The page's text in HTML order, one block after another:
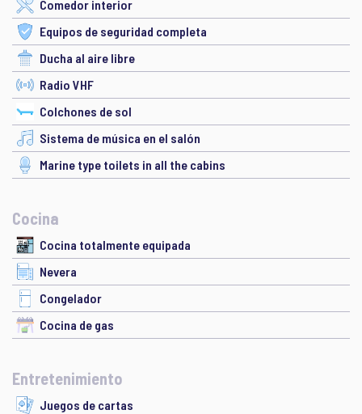
Comedor interior
Equipos de seguridad completa
Ducha al aire libre
Radio VHF
Colchones de sol
Sistema de música en el salón
Marine type toilets in all the cabins
Cocina
Cocina totalmente equipada
Nevera
Congelador
Cocina de gas
Entretenimiento
Juegos de cartas